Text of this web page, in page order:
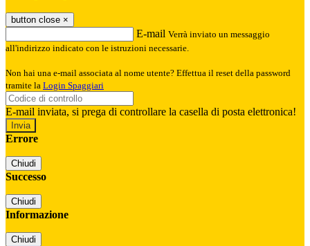
button close ×
E-mail Verrà inviato un messaggio
all'indirizzo indicato con le istruzioni necessarie.
Non hai una e-mail associata al nome utente? Effettua il reset della password
tramite la Login Spaggiari
E-mail inviata, si prega di controllare la casella di posta elettronica!
Errore
Chiudi
Successo
Chiudi
Informazione
Chiudi